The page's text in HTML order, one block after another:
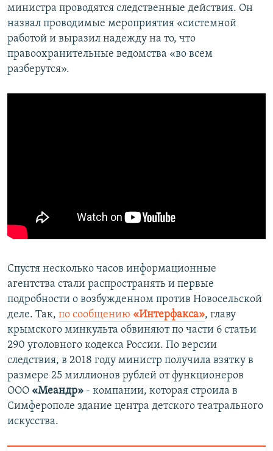
министра проводятся следственные действия. Он
назвал проводимые мероприятия «системной
работой и выразил надежду на то, что
правоохранительные ведомства «во всем
разберутся».
Спустя несколько часов информационные
агентства стали распространять и первые
подробности о возбужденном против Новосельской
деле. Так, по сообщению «Интерфакса», главу
крымского минкульта обвиняют по части 6 статьи
290 уголовного кодекса России. По версии
следствия, в 2018 году министр получила взятку в
размере 25 миллионов рублей от функционеров
ООО «Меандр» - компании, которая строила в
Симферополе здание центра детского театрального
искусства.